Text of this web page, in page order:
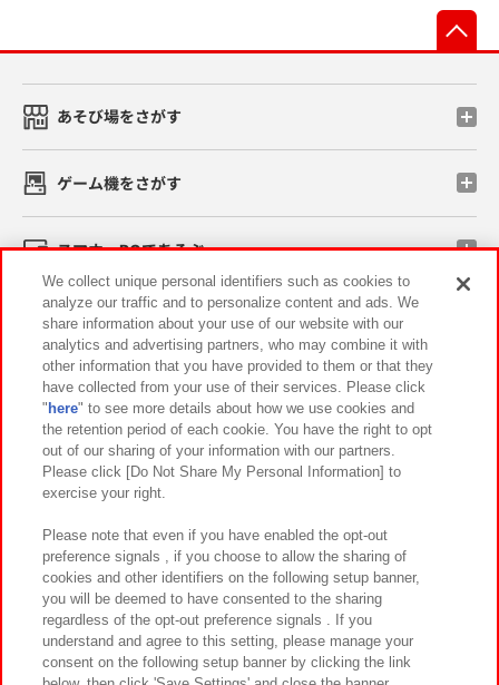
あそび場をさがす
ゲーム機をさがす
スマホ・PCであそぶ
イベント・キャンペーン
関連会社 サステナビリティ サイトポリシー
プライバシーポリシー ウェブアクセシビリティ方針と検証結果
お取引先さまとともに
カスタマーハラスメント対応方針 よくあるご質問・お問い合わせ
We collect unique personal identifiers such as cookies to
analyze our traffic and to personalize content and ads. We
share information about your use of our website with our
analytics and advertising partners, who may combine it with
other information that you have provided to them or that they
have collected from your use of their services. Please click
" here" to see more details about how we use cookies and
the retention period of each cookie. You have the right to opt
out of our sharing of your information with our partners.
Please click [Do Not Share My Personal Information] to
exercise your right.
Please note that even if you have enabled the opt-out
preference signals , if you choose to allow the sharing of
cookies and other identifiers on the following setup banner,
you will be deemed to have consented to the sharing
regardless of the opt-out preference signals . If you
understand and agree to this setting, please manage your
consent on the following setup banner by clicking the link